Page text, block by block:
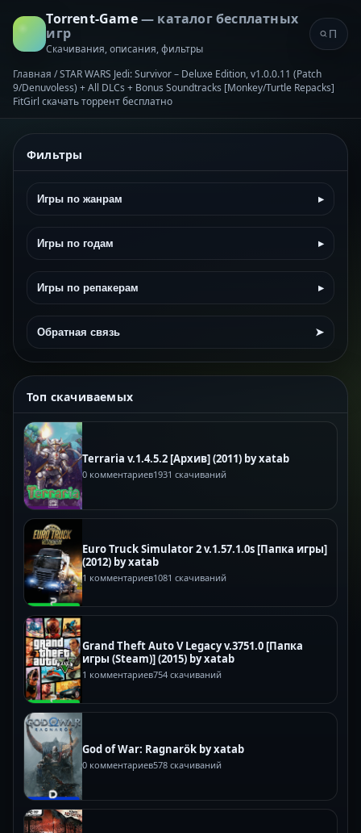
Torrent-Game— каталог бесплатных
игр
Скачивания, описания, фильтры
Главная /STAR WARS Jedi: Survivor – Deluxe Edition, v1.0.0.11 (Patch
9/Denuvoless) + All DLCs + Bonus Soundtracks [Monkey/Turtle Repacks]
FitGirl скачать торрент бесплатно
Фильтры
Игры по жанрам ▸
Игры по годам ▸
Игры по репакерам ▸
Обратная связь ➤
Топ скачиваемых
Terraria v.1.4.5.2 [Архив] (2011) by xatab
0 комментариев1931 скачиваний
Euro Truck Simulator 2 v.1.57.1.0s [Папка игры]
(2012) by xatab
1 комментариев1081 скачиваний
Grand Theft Auto V Legacy v.3751.0 [Папка
игры (Steam)] (2015) by xatab
1 комментариев754 скачиваний
God of War: Ragnarök by xatab
0 комментариев578 скачиваний